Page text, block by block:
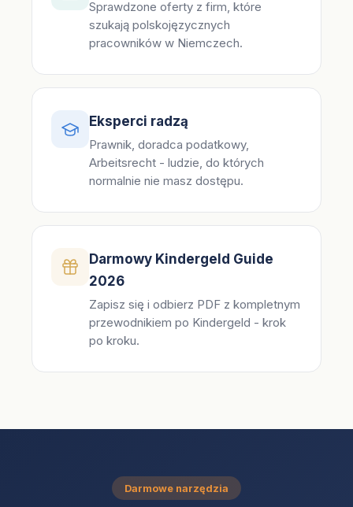
Sprawdzone oferty z firm, które
szukają polskojęzycznych
pracowników w Niemczech.
Eksperci radzą
Prawnik, doradca podatkowy,
Arbeitsrecht - ludzie, do których
normalnie nie masz dostępu.
Darmowy Kindergeld Guide
2026
Zapisz się i odbierz PDF z kompletnym
przewodnikiem po Kindergeld - krok
po kroku.
Darmowe narzędzia